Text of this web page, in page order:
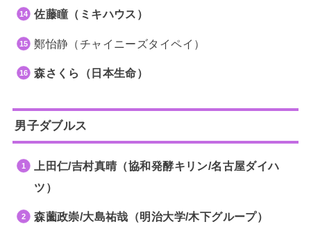
佐藤瞳（ミキハウス）
鄭怡静（チャイニーズタイペイ）
森さくら（日本生命）
男子ダブルス
上田仁/吉村真晴（協和発酵キリン/名古屋ダイハ
ツ）
森薗政崇/大島祐哉（明治大学/木下グループ）